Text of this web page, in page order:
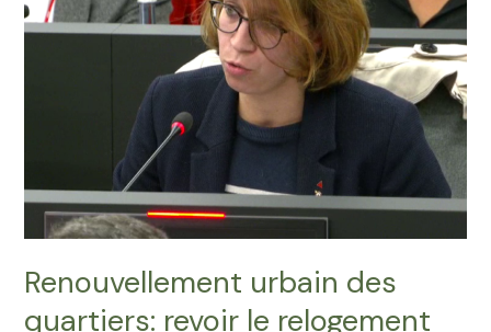
des
quartiers
Renouvellement urbain des
quartiers: revoir le relogement